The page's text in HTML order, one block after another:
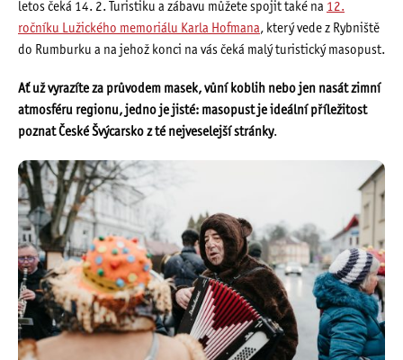
letos čeká 14. 2. Turistiku a zábavu můžete spojit také na 12.
ročníku Lužického memoriálu Karla Hofmana, který vede z Rybniště
do Rumburku a na jehož konci na vás čeká malý turistický masopust.
Ať už vyrazíte za průvodem masek, vůní koblih nebo jen nasát zimní
atmosféru regionu, jedno je jisté: masopust je ideální příležitost
poznat České Švýcarsko z té nejveselejší stránky.